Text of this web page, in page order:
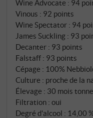
aujourd'hui se
années à venir.
Wine Advocate : 94
Vinous : 92 points
Wine Spectator : 94
James Suckling : 93
Decanter : 93 points
Falstaff : 93 points
Cépage : 100%
Culture : proche de la
Élevage : 30 mois
Filtration : oui
Degré d'alcool : 14,00